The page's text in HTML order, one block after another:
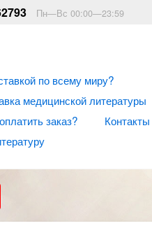
Пн—Вс 00:00—23:59
по всему миру?
медицинской литературы
заказ?
Контакты